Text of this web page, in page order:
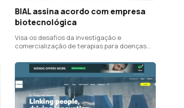
BIAL assina acordo com empresa
biotecnológica
Visa os desafios da investigação e
comercialização de terapias para doenças